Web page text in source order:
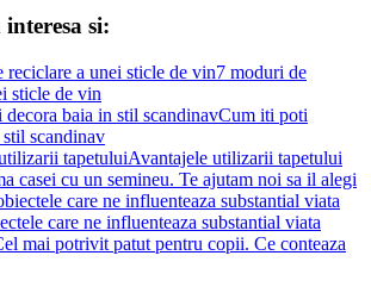
si:
7 moduri de
sticle de vin
Cum iti poti
scandinav
Avantajele utilizarii tapetului
casei cu un semineu. Te ajutam noi sa il alegi
care ne influenteaza substantial viata
mai potrivit patut pentru copii. Ce conteaza